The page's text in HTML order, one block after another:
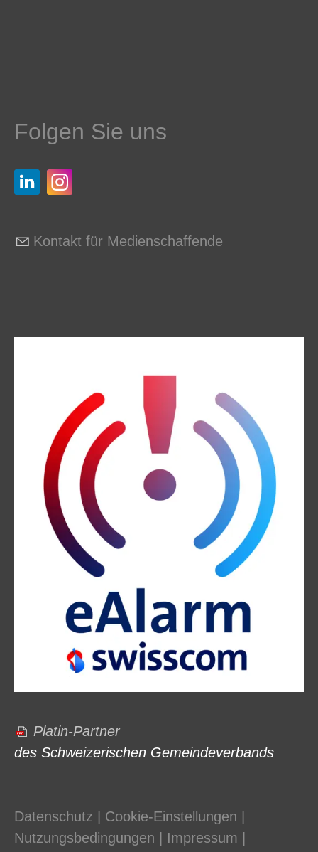
Folgen Sie uns
Kontakt für Medienschaffende
Platin-Partner
des Schweizerischen Gemeindeverbands
Datenschutz Cookie-Einstellungen
Nutzungsbedingungen
Impressum